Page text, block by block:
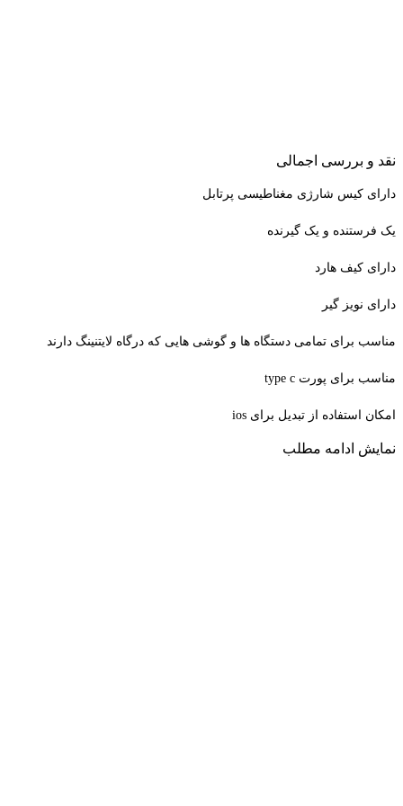
نقد و بررسی اجمالی
دارای کیس شارژی مغناطیسی پرتابل
یک فرستنده و یک گیرنده
دارای کیف هارد
دارای نویز گیر
مناسب برای تمامی دستگاه ها و گوشی هایی که درگاه لایتنینگ دارند
مناسب برای پورت type c
امکان استفاده از تبدیل برای ios
نمایش ادامه مطلب